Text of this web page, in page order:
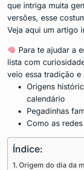
que intriga muita
versões, esse
Veja aqui um artigo
Para te ajudar a
lista com
veio essa tradição
Origens
calendário
Pegadinhas
Como as
Índice:
Origem do dia da